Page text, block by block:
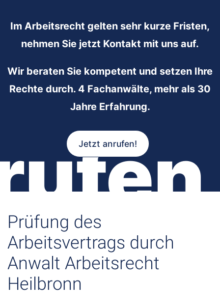
Im Arbeitsrecht gelten sehr kurze Fristen,
nehmen Sie jetzt Kontakt mit uns auf.
Wir beraten Sie kompetent und setzen Ihre
Rechte durch. 4 Fachanwälte, mehr als 30
Jahre Erfahrung.
Jetzt anrufen!
Prüfung des
Arbeitsvertrags durch
Anwalt Arbeitsrecht
Heilbronn